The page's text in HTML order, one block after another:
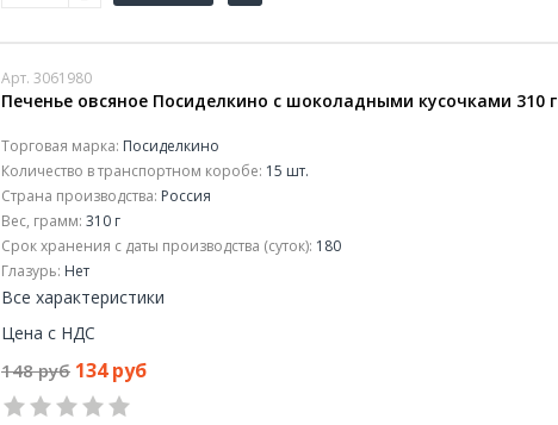
Арт. 3061980
Печенье овсяное Посиделкино с шоколадными кусочками 310 г
Торговая марка: Посиделкино
Количество в транспортном коробе: 15 шт.
Страна производства: Россия
Вес, грамм: 310 г
Срок хранения с даты производства (суток): 180
Глазурь: Нет
Все характеристики
Цена с НДС
148 руб 134 руб